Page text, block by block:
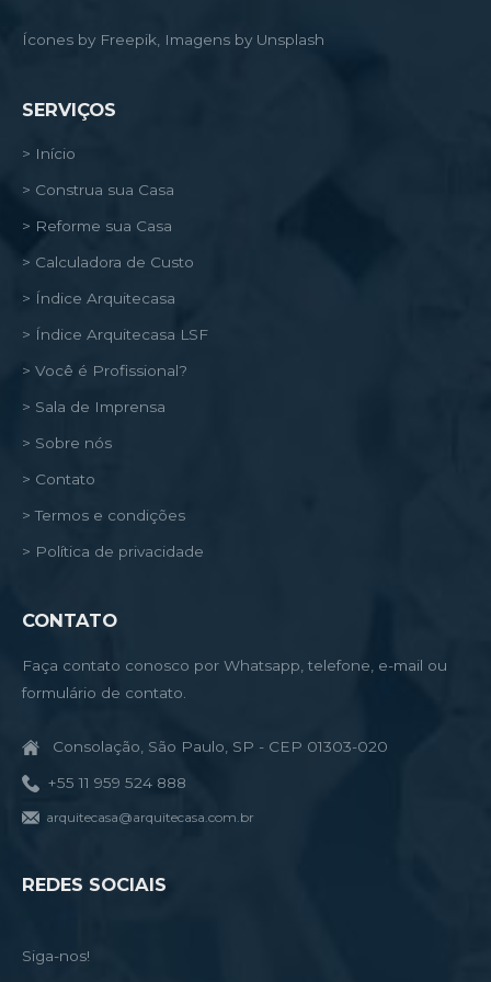
Ícones by Freepik, Imagens by Unsplash
SERVIÇOS
> Início
> Construa sua Casa
> Reforme sua Casa
> Calculadora de Custo
> Índice Arquitecasa
> Índice Arquitecasa LSF
> Você é Profissional?
> Sala de Imprensa
> Sobre nós
> Contato
> Termos e condições
> Política de privacidade
CONTATO
Faça contato conosco por Whatsapp, telefone, e-mail ou
formulário de contato.
Consolação, São Paulo, SP - CEP 01303-020
+55 11 959 524 888
arquitecasa@arquitecasa.com.br
REDES SOCIAIS
Siga-nos!